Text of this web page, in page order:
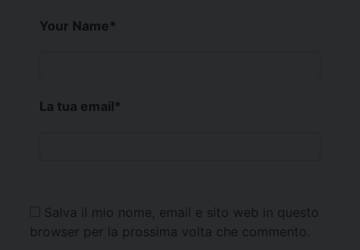
Your Name*
La tua email*
Salva il mio nome, email e sito web in questo
browser per la prossima volta che commento.